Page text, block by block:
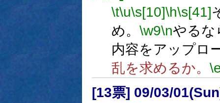
\t\u\s[10]\h\s[41]
め。 \w9\nやるな
内容をアップロ
乱を求めるか。
[13票] 09/03/